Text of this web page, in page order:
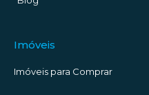
Imóveis
Imóveis para Comprar